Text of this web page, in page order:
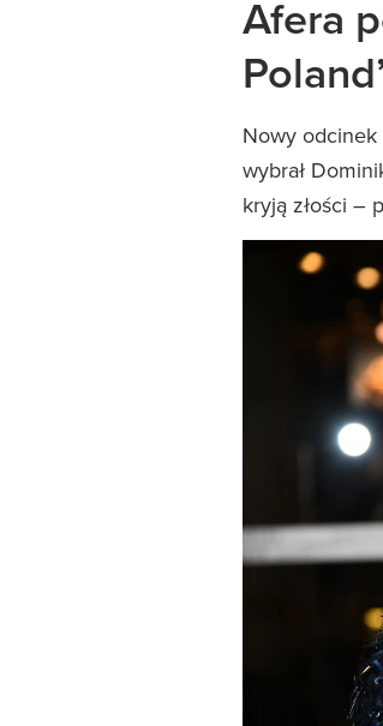
Afera
Nowy odcinek
wybrał
kryją złości –